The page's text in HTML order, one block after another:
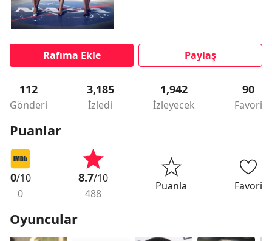
Rafıma Ekle Paylaş
112
Gönderi
3,185
İzledi
1,942
İzleyecek
90
Favori
Puanlar
0/10
0
8.7/10
488
Puanla Favori
Oyuncular